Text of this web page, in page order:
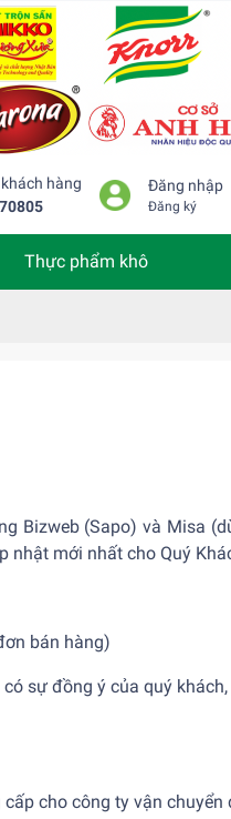
hàng
Đăng nhập
Đăng ký
Thực phẩm khô
Bizweb (Sapo) và Misa
nhật mới nhất cho Quý
bán hàng)
sự đồng ý của quý
cho công ty vận chuyển